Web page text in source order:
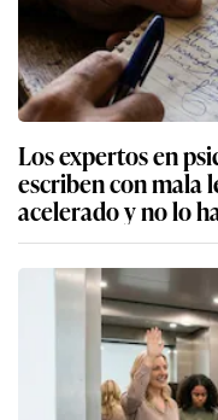
Los expertos en
escriben con mala
acelerado y no lo